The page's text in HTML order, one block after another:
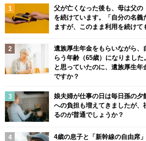
父が亡くなった後も、母は父の
を続けています。「自分の名義
ますが、このまま利用を続けて
遺族厚生年金をもらいながら、
らう年齢（65歳）になりまし
と思っていたのに、遺族厚生年
ですか？
娘夫婦が仕事の日は毎日孫の夕
への負担も増えてきましたが、
るのが普通でしょうか？
4歳の息子と「新幹線の自由席